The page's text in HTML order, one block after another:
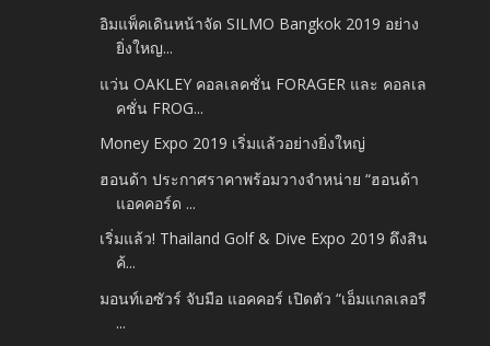
อิมแพ็คเดินหน้าจัด SILMO Bangkok 2019 อย่าง
ยิ่งใหญ...
แว่น OAKLEY คอลเลคชั่น FORAGER และ คอลเล
คชั่น FROG...
Money Expo 2019 เริ่มแล้วอย่างยิ่งใหญ่
ฮอนด้า ประกาศราคาพร้อมวางจำหน่าย “ฮอนด้า
แอคคอร์ด ...
เริ่มแล้ว! Thailand Golf & Dive Expo 2019 ดึงสิน
ค้...
มอนท์เอซัวร์ จับมือ แอคคอร์ เปิดตัว “เอ็มแกลเลอรี
...